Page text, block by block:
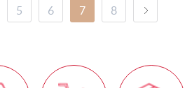
5 6 7 8